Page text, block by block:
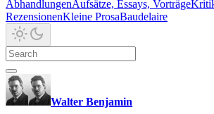
AbhandlungenAufsätze, Essays, Vorträge
RezensionenKleine ProsaBaudelaire
Walter Benjamin